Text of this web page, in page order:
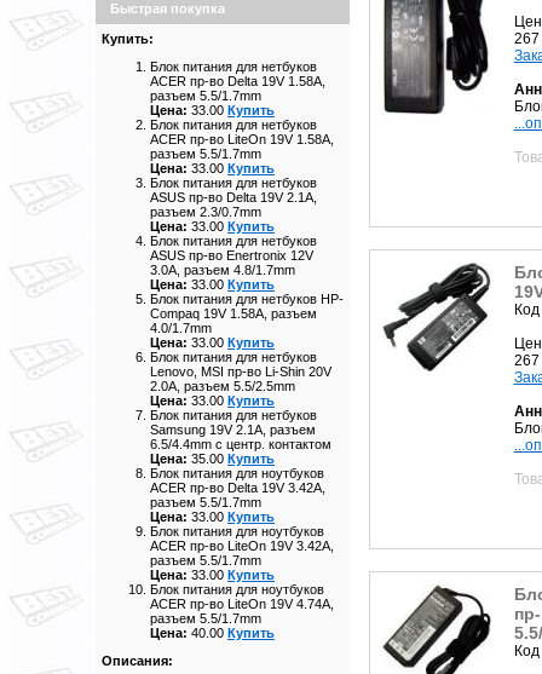
Быстрая покупка
Купить:
Блок питания для нетбуков
ACER пр-во Delta 19V 1.58A,
разъем 5.5/1.7mm
Цена: 33.00 Купить
Блок питания для нетбуков
ACER пр-во LiteOn 19V 1.58A,
разъем 5.5/1.7mm
Цена: 33.00 Купить
Блок питания для нетбуков
ASUS пр-во Delta 19V 2.1A,
разъем 2.3/0.7mm
Цена: 33.00 Купить
Блок питания для нетбуков
ASUS пр-во Enertronix 12V
3.0A, разъем 4.8/1.7mm
Цена: 33.00 Купить
Блок питания для нетбуков HP-
Compaq 19V 1.58A, разъем
4.0/1.7mm
Цена: 33.00 Купить
Блок питания для нетбуков
Lenovo, MSI пр-во Li-Shin 20V
2.0A, разъем 5.5/2.5mm
Цена: 33.00 Купить
Блок питания для нетбуков
Samsung 19V 2.1A, разъем
6.5/4.4mm с центр. контактом
Цена: 35.00 Купить
Блок питания для ноутбуков
ACER пр-во Delta 19V 3.42A,
разъем 5.5/1.7mm
Цена: 33.00 Купить
Блок питания для ноутбуков
ACER пр-во LiteOn 19V 3.42A,
разъем 5.5/1.7mm
Цена: 33.00 Купить
Блок питания для ноутбуков
ACER пр-во LiteOn 19V 4.74A,
разъем 5.5/1.7mm
Цена: 40.00 Купить
Описания: